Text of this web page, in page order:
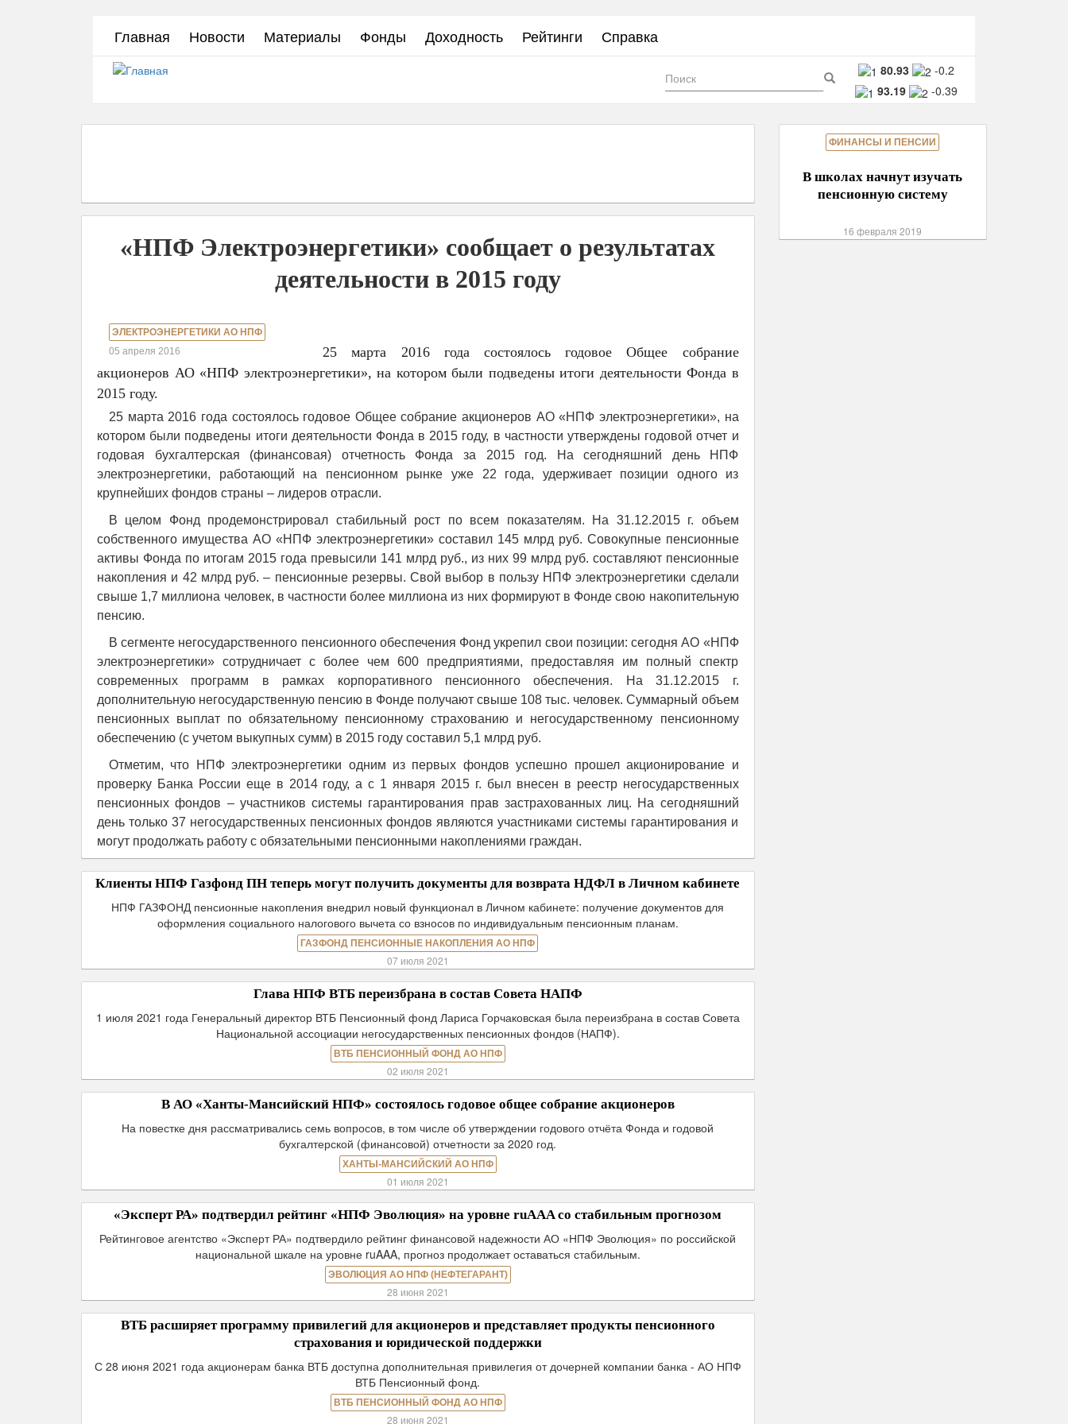
Главная Новости Материалы Фонды Доходность Рейтинги Справка
80.93
-0.2
93.19
-0.39
Форма
поиска Поиск
«НПФ Электроэнергетики» сообщает о результатах
деятельности в 2015 году
ЭЛЕКТРОЭНЕРГЕТИКИ АО НПФ
05 апреля 2016
25 марта 2016 года состоялось годовое Общее собрание
акционеров АО «НПФ электроэнергетики», на котором были подведены итоги деятельности Фонда в
2015 году.
25 марта 2016 года состоялось годовое Общее собрание акционеров АО «НПФ электроэнергетики», на
котором были подведены итоги деятельности Фонда в 2015 году, в частности утверждены годовой отчет и
годовая бухгалтерская (финансовая) отчетность Фонда за 2015 год. На сегодняшний день НПФ
электроэнергетики, работающий на пенсионном рынке уже 22 года, удерживает позиции одного из
крупнейших фондов страны – лидеров отрасли.
В целом Фонд продемонстрировал стабильный рост по всем показателям. На 31.12.2015 г. объем
собственного имущества АО «НПФ электроэнергетики» составил 145 млрд руб. Совокупные пенсионные
активы Фонда по итогам 2015 года превысили 141 млрд руб., из них 99 млрд руб. составляют пенсионные
накопления и 42 млрд руб. – пенсионные резервы. Свой выбор в пользу НПФ электроэнергетики сделали
свыше 1,7 миллиона человек, в частности более миллиона из них формируют в Фонде свою накопительную
пенсию.
В сегменте негосударственного пенсионного обеспечения Фонд укрепил свои позиции: сегодня АО «НПФ
электроэнергетики» сотрудничает с более чем 600 предприятиями, предоставляя им полный спектр
современных программ в рамках корпоративного пенсионного обеспечения. На 31.12.2015 г.
дополнительную негосударственную пенсию в Фонде получают свыше 108 тыс. человек. Суммарный объем
пенсионных выплат по обязательному пенсионному страхованию и негосударственному пенсионному
обеспечению (с учетом выкупных сумм) в 2015 году составил 5,1 млрд руб.
Отметим, что НПФ электроэнергетики одним из первых фондов успешно прошел акционирование и
проверку Банка России еще в 2014 году, а с 1 января 2015 г. был внесен в реестр негосударственных
пенсионных фондов – участников системы гарантирования прав застрахованных лиц. На сегодняшний
день только 37 негосударственных пенсионных фондов являются участниками системы гарантирования и
могут продолжать работу с обязательными пенсионными накоплениями граждан.
Клиенты НПФ Газфонд ПН теперь могут получить документы для возврата НДФЛ в Личном кабинете
НПФ ГАЗФОНД пенсионные накопления внедрил новый функционал в Личном кабинете: получение документов для
оформления социального налогового вычета со взносов по индивидуальным пенсионным планам.
ГАЗФОНД ПЕНСИОННЫЕ НАКОПЛЕНИЯ АО НПФ
07 июля 2021
Глава НПФ ВТБ переизбрана в состав Совета НАПФ
1 июля 2021 года Генеральный директор ВТБ Пенсионный фонд Лариса Горчаковская была переизбрана в состав Совета
Национальной ассоциации негосударственных пенсионных фондов (НАПФ).
ВТБ ПЕНСИОННЫЙ ФОНД АО НПФ
02 июля 2021
В АО «Ханты-Мансийский НПФ» состоялось годовое общее собрание акционеров
На повестке дня рассматривались семь вопросов, в том числе об утверждении годового отчёта Фонда и годовой
бухгалтерской (финансовой) отчетности за 2020 год.
ХАНТЫ-МАНСИЙСКИЙ АО НПФ
01 июля 2021
«Эксперт РА» подтвердил рейтинг «НПФ Эволюция» на уровне ruAAA со стабильным прогнозом
Рейтинговое агентство «Эксперт РА» подтвердило рейтинг финансовой надежности АО «НПФ Эволюция» по российской
национальной шкале на уровне ruAAA, прогноз продолжает оставаться стабильным.
ЭВОЛЮЦИЯ АО НПФ (НЕФТЕГАРАНТ)
28 июня 2021
ВТБ расширяет программу привилегий для акционеров и представляет продукты пенсионного
страхования и юридической поддержки
С 28 июня 2021 года акционерам банка ВТБ доступна дополнительная привилегия от дочерней компании банка - АО НПФ
ВТБ Пенсионный фонд.
ВТБ ПЕНСИОННЫЙ ФОНД АО НПФ
28 июня 2021
ФИНАНСЫ И ПЕНСИИ
В школах начнут изучать
пенсионную систему
16 февраля 2019